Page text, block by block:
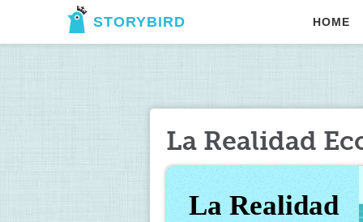
STORYBIRD HOME
La Realidad
La Realidad